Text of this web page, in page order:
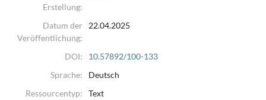
Erstellung:
Datum der
Veröffentlichung:
22.04.2025
DOI:
10.57892/100-133
Sprache:
Deutsch
Ressourcentyp:
Text